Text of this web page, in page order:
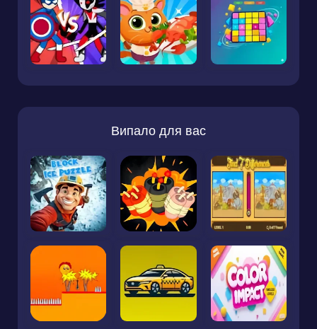
Випало для вас